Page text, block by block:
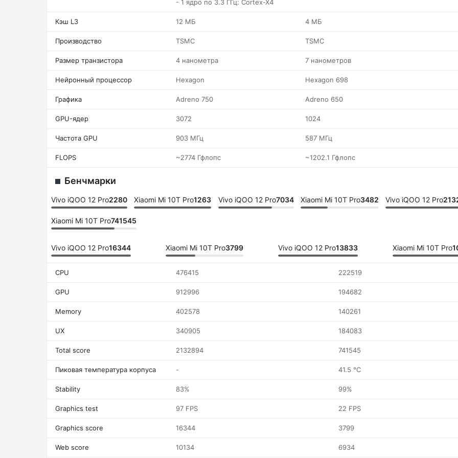
- 1 ядро по 3.3 ГГц: Cortex-X4
Кэш L3 12 МБ 4 МБ
Производство TSMC TSMC
Размер транзистора 4 нанометра 7 нанометров
Нейронный процессор Hexagon Hexagon 698
Графика Adreno 750 Adreno 650
GPU-ядер 3072 1024
Частота GPU 903 МГц 587 МГц
FLOPS ~2774 Гфлопс ~1202.1 Гфлопс
Бенчмарки
Vivo iQOO 12 Pro2280 Xiaomi Mi 10T Pro1263 Vivo iQOO 12 Pro7034 Xiaomi Mi 10T Pro3482 Vivo iQOO 12 Pro
Xiaomi Mi 10T Pro741545
Vivo iQOO 12 Pro16344 Xiaomi Mi 10T Pro3799 Vivo iQOO 12 Pro13833 Xiaomi Mi 10T Pro
CPU 476415 222519
GPU 912996 194682
Memory 402578 140261
UX 340905 184083
Total score 2132894 741545
Пиковая температура корпуса - 41.5 °C
Stability 83% 99%
Graphics test 97 FPS 22 FPS
Graphics score 16344 3799
Web score 10134 6934